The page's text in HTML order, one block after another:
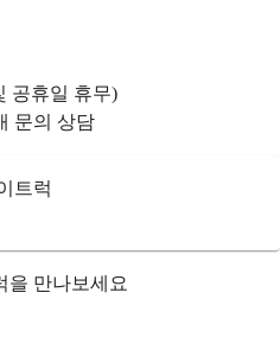
공휴일 휴무)
문의 상담
트럭
을 만나보세요